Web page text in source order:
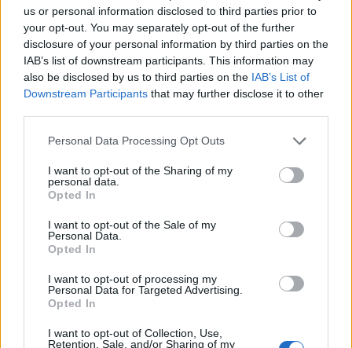
us or personal information disclosed to third parties prior to
your opt-out. You may separately opt-out of the further
disclosure of your personal information by third parties on the
IAB’s list of downstream participants. This information may
also be disclosed by us to third parties on the IAB’s List of
Downstream Participants that may further disclose it to other
Please note that this website/app uses one or more Google
not limited to your visit or usage behaviour. You may click to
grant or deny consent to Google and its third-party tags to
use your data for below specified purposes in below Google
consent section.
Personal Data Processing Opt Outs
I want to opt-out of the Sharing of my
personal data.
Opted In
I want to opt-out of the Sale of my
Personal Data.
Opted In
I want to opt-out of processing my
Personal Data for Targeted Advertising.
Opted In
I want to opt-out of Collection, Use,
Retention, Sale, and/or Sharing of my
διέθεσαν εμπορικά περισσότερο ρωσικό ΥΦΑ από
ό,τι η Shell: οι δύο είναι ρωσικές, η τρίτη είναι η
γαλλική TotalEnergies.
συμβάλλει να χρηματοδοτούνται, είναι φυσικά